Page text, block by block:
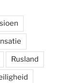
Rusland